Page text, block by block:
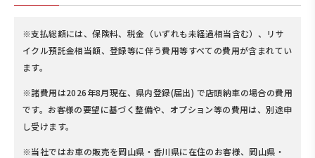
※支払総額には、保険料、税金（いずれも未経過相当含む）、リサ
イクル預託金相当額、登録等に伴う費用等すべての費用が含まれてい
ます。
※諸費用は2026年8月現在、県内登録(届出) で店頭納車の場合の費用
です。お客様の要望に基づく整備や、オプション等の費用は、別途申
し受けます。
※当社ではお車の販売を岡山県・香川県に在住のお客様、岡山県・